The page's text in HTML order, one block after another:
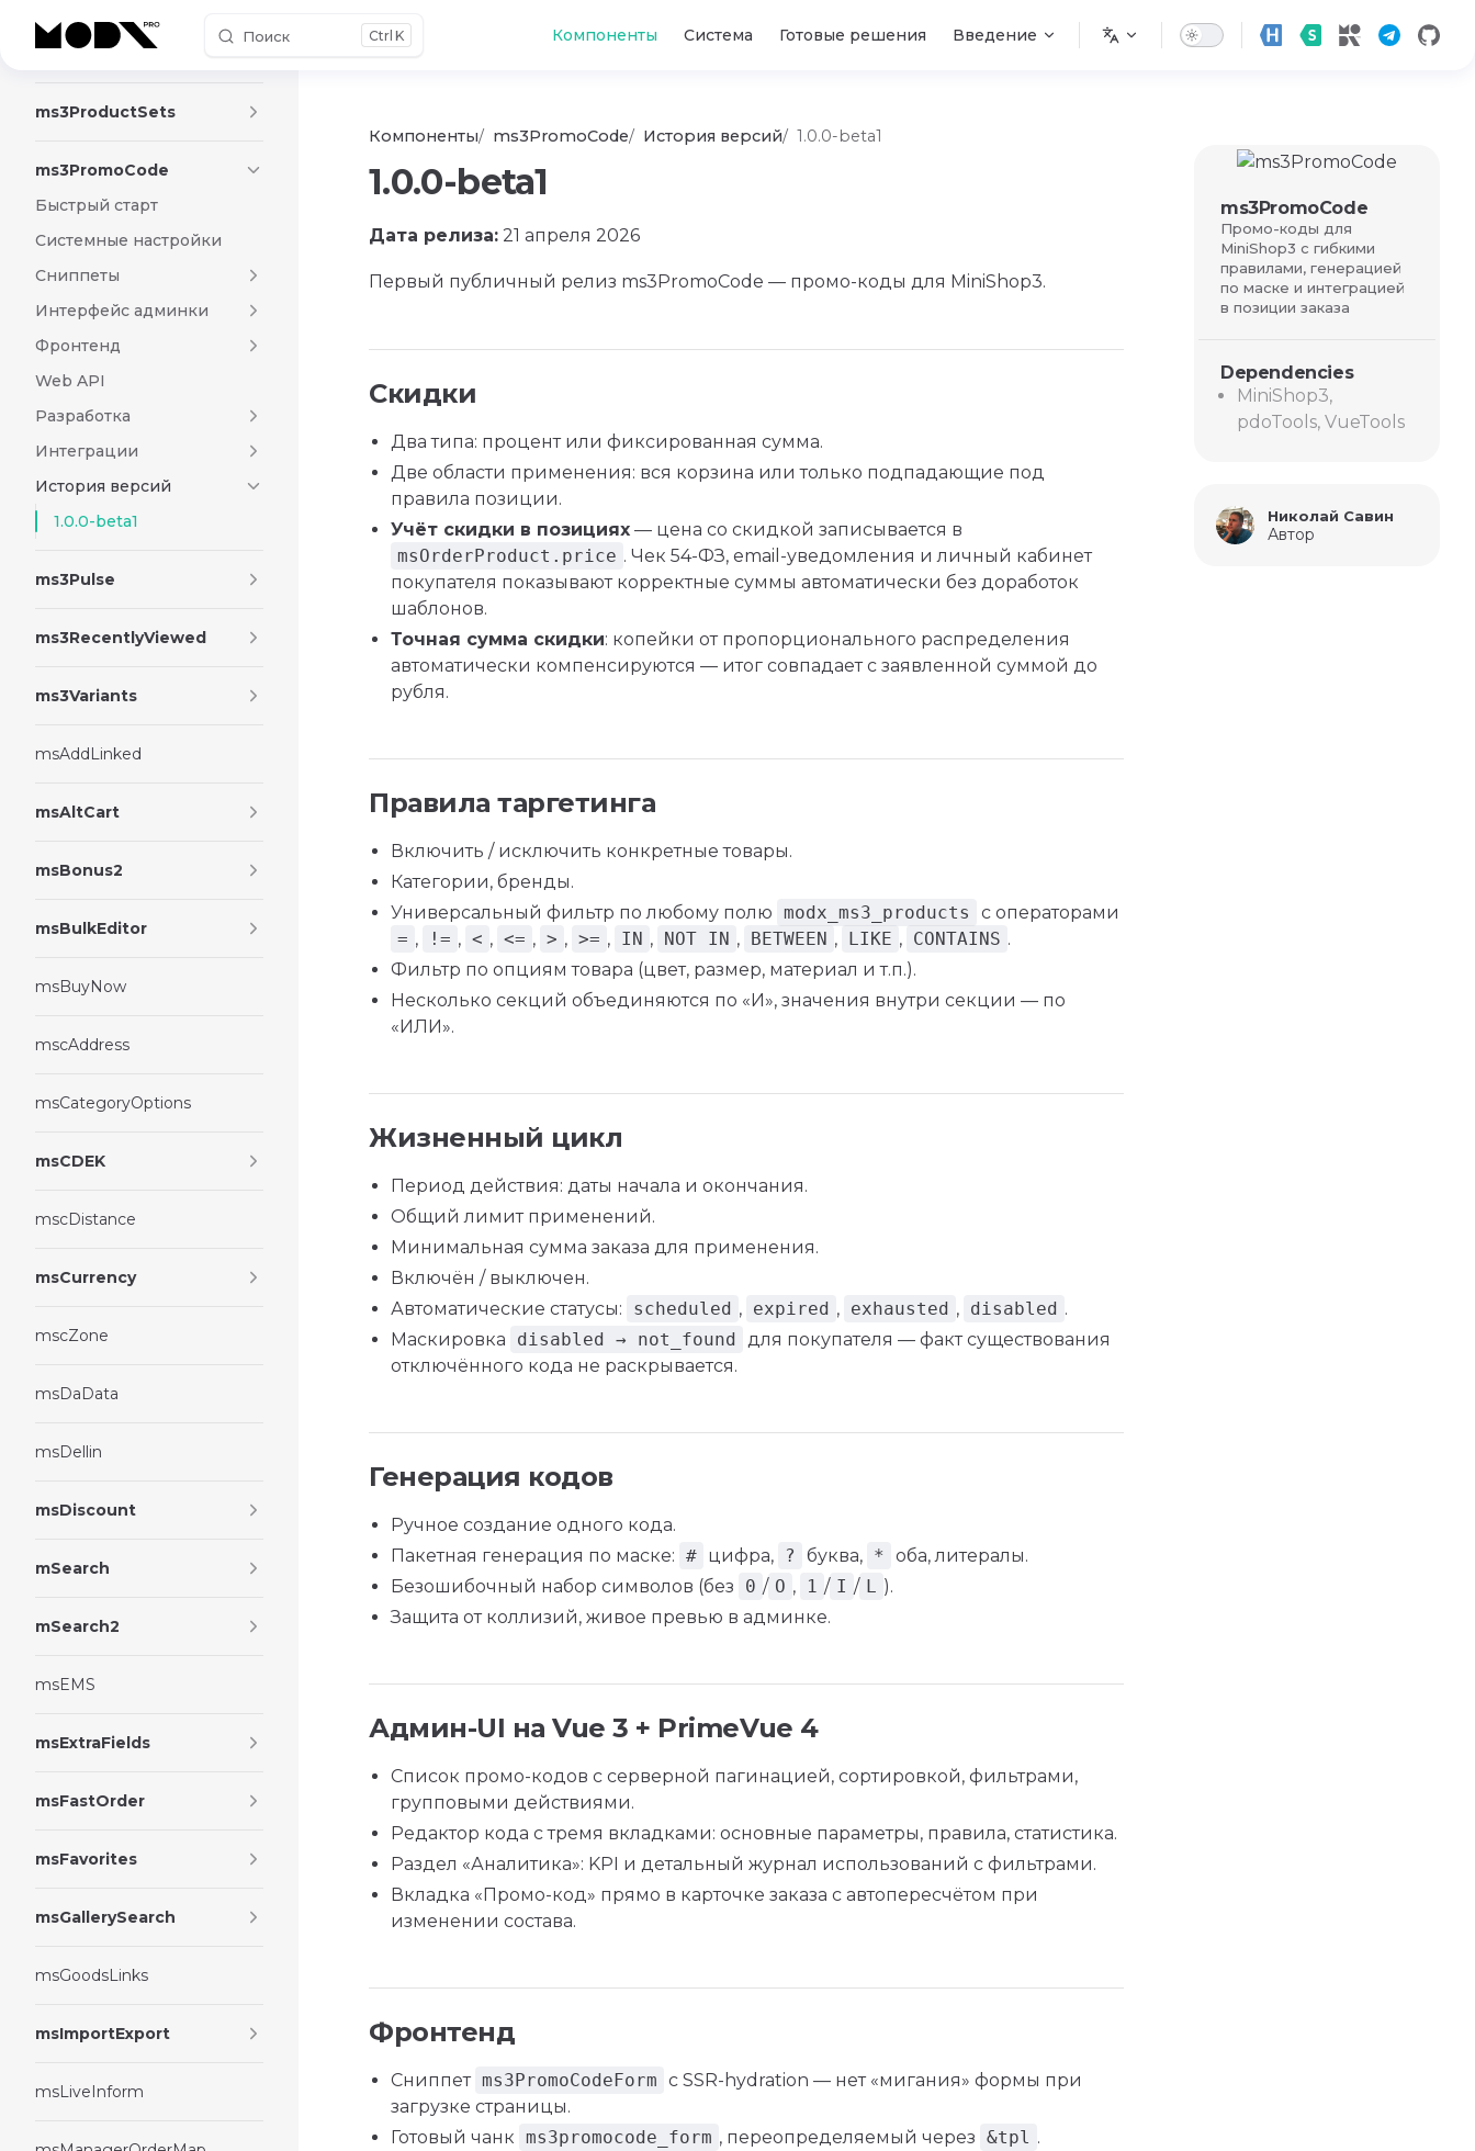
Skip to content Поиск K Компоненты Система Готовые решения Введение
ms3FirstTimeBuyerDiscount
ms3ProductSets
ms3PromoCode
Быстрый старт
Системные настройки
Сниппеты
Интерфейс админки
Фронтенд
Web API
Разработка
Интеграции
История версий
1.0.0-beta1
ms3Pulse
ms3RecentlyViewed
ms3Variants
msAddLinked
msAltCart
msBonus2
msBulkEditor
msBuyNow
mscAddress
msCategoryOptions
msCDEK
mscDistance
msCurrency
mscZone
msDaData
msDellin
msDiscount
mSearch
mSearch2
msEMS
msExtraFields
msFastOrder
msFavorites
msGallerySearch
msGoodsLinks
msImportExport
msLiveInform
ms3PromoCode
Промо-коды для
MiniShop3 с гибкими
правилами, генерацией
по маске и интеграцией
в позиции заказа
Dependencies
MiniShop3,
pdoTools, VueTools
Николай Савин
Автор
Компоненты ms3PromoCode История версий 1.0.0-beta1
1.0.0-beta1
Дата релиза: 21 апреля 2026
Первый публичный релиз ms3PromoCode — промо-коды для MiniShop3.
Скидки
Два типа: процент или фиксированная сумма.
Две области применения: вся корзина или только подпадающие под
правила позиции.
Учёт скидки в позициях — цена со скидкой записывается в
msOrderProduct.price . Чек 54-ФЗ, email-уведомления и личный кабинет
покупателя показывают корректные суммы автоматически без доработок
шаблонов.
Точная сумма скидки: копейки от пропорционального распределения
автоматически компенсируются — итог совпадает с заявленной суммой до
рубля.
Правила таргетинга
Включить / исключить конкретные товары.
Категории, бренды.
Универсальный фильтр по любому полю modx_ms3_products
с операторами
= , != , < , <= , > , >= , IN , NOT IN , BETWEEN , LIKE , CONTAINS .
Фильтр по опциям товара (цвет, размер, материал и т.п.).
Несколько секций объединяются по «И», значения внутри секции — по
«ИЛИ».
Жизненный цикл
Период действия: даты начала и окончания.
Общий лимит применений.
Минимальная сумма заказа для применения.
Включён / выключен.
Автоматические статусы:
scheduled , expired , exhausted , disabled .
Маскировка
disabled → not_found для покупателя — факт существования
отключённого кода не раскрывается.
Генерация кодов
Ручное создание одного кода.
Пакетная генерация по маске: # цифра, ? буква, *
оба, литералы.
Безошибочный набор символов (без
0 / O , 1 / I / L ).
Защита от коллизий, живое превью в админке.
Админ-UI на Vue 3 + PrimeVue 4
Список промо-кодов с серверной пагинацией, сортировкой, фильтрами,
групповыми действиями.
Редактор кода с тремя вкладками: основные параметры, правила, статистика.
Раздел «Аналитика»: KPI и детальный журнал использований с фильтрами.
Вкладка «Промо-код» прямо в карточке заказа с автопересчётом при
изменении состава.
Фронтенд
Сниппет ms3PromoCodeForm с SSR-hydration — нет «мигания» формы при
загрузке страницы.
Готовый чанк ms3promocode_form , переопределяемый через &tpl .